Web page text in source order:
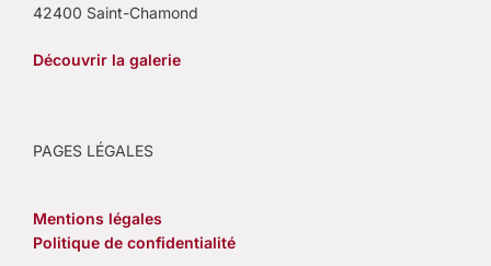
42400 Saint-Chamond
Découvrir la galerie
PAGES LÉGALES
Mentions légales
Politique de confidentialité